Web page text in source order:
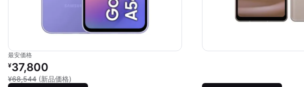
最安価格
リファービッシュ品の価格：
¥37,800
¥68,544 (新品価格)